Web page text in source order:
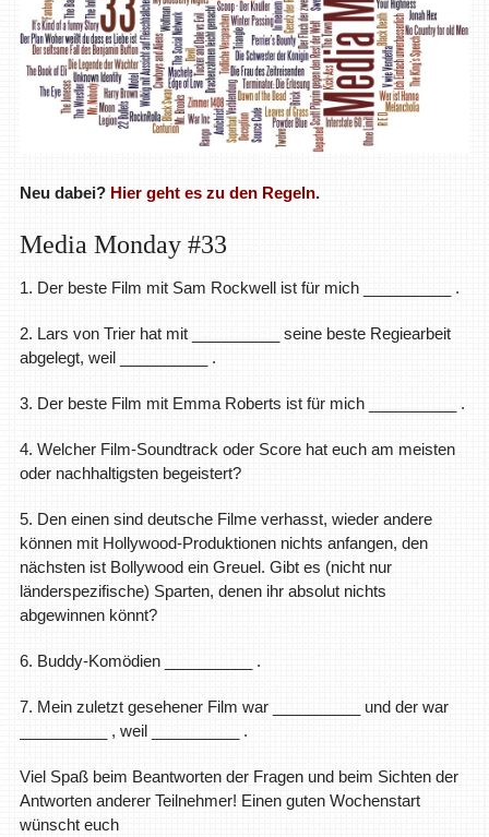
Neu dabei? Hier geht es zu den Regeln.
Media Monday #33
1. Der beste Film mit Sam Rockwell ist für mich __________ .
2. Lars von Trier hat mit __________ seine beste Regiearbeit
abgelegt, weil __________ .
3. Der beste Film mit Emma Roberts ist für mich __________ .
4. Welcher Film-Soundtrack oder Score hat euch am meisten
oder nachhaltigsten begeistert?
5. Den einen sind deutsche Filme verhasst, wieder andere
können mit Hollywood-Produktionen nichts anfangen, den
nächsten ist Bollywood ein Greuel. Gibt es (nicht nur
länderspezifische) Sparten, denen ihr absolut nichts
abgewinnen könnt?
6. Buddy-Komödien __________ .
7. Mein zuletzt gesehener Film war __________ und der war
__________ , weil __________ .
Viel Spaß beim Beantworten der Fragen und beim Sichten der
Antworten anderer Teilnehmer! Einen guten Wochenstart
wünscht euch